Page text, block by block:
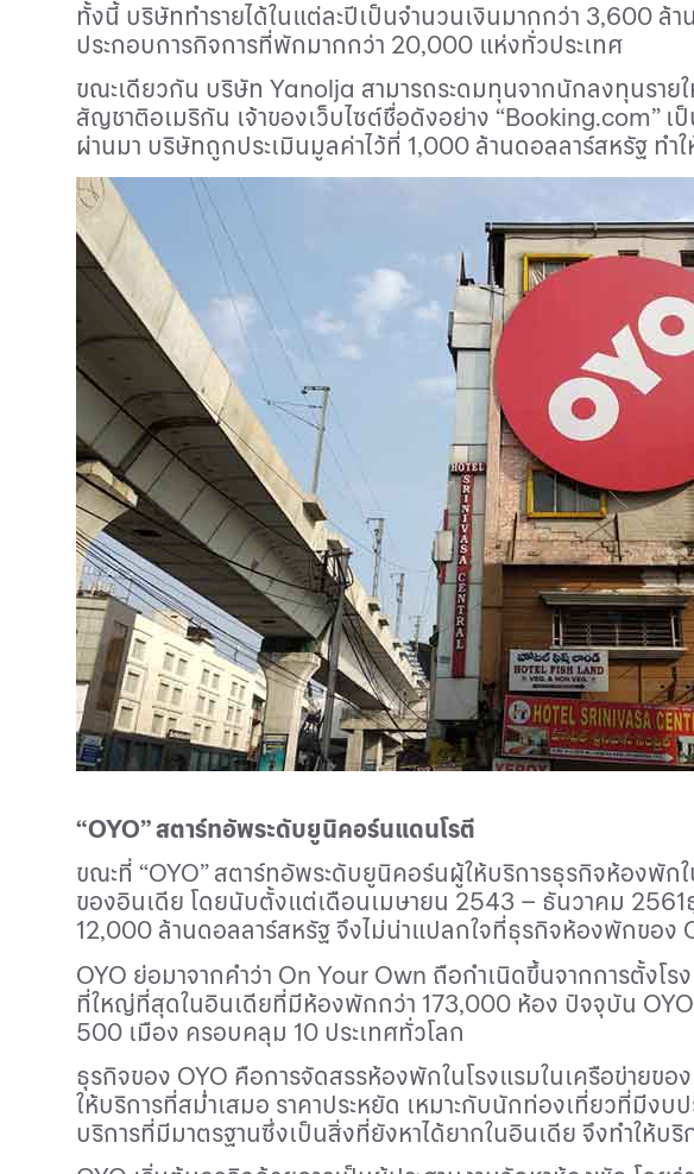
ทั้งนี้ บริษัททำรายได้ในแต่ละปีเป็นจำนวนเงินมากกว่า 3,600 ล้า
ประกอบการกิจการที่พักมากกว่า 20,000 แห่งทั่วประเทศ
ขณะเดียวกัน บริษัท Yanolja สามารถระดมทุนจากนักลงทุนรา
สัญชาติอเมริกัน เจ้าของเว็บไซต์ชื่อดังอย่าง “Booking.com” เ
ผ่านมา บริษัทถูกประเมินมูลค่าไว้ที่ 1,000 ล้านดอลลาร์สหรัฐ ทำ
“OYO” สตาร์ทอัพระดับยูนิคอร์นแดนโรตี
ขณะที่ “OYO” สตาร์ทอัพระดับยูนิคอร์นผู้ให้บริการธุรกิจห้องพั
ของอินเดีย โดยนับตั้งแต่เดือนเมษายน 2543 – ธันวาคม 2561
12,000 ล้านดอลลาร์สหรัฐ จึงไม่น่าแปลกใจที่ธุรกิจห้องพักของ
OYO ย่อมาจากคำว่า On Your Own ถือกำเนิดขึ้นจากการตั้งโร
ที่ใหญ่ที่สุดในอินเดียที่มีห้องพักกว่า 173,000 ห้อง ปัจจุบัน OYO
500 เมือง ครอบคลุม 10 ประเทศทั่วโลก
ธุรกิจของ OYO คือการจัดสรรห้องพักในโรงแรมในเครือข่ายของ
ให้บริการที่สม่ำเสมอ ราคาประหยัด เหมาะกับนักท่องเที่ยวที่มีงบ
บริการที่มีมาตรฐานซึ่งเป็นสิ่งที่ยังหาได้ยากในอินเดีย จึงทำให้บริ